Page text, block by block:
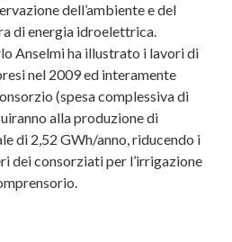
dell’ambiente e del
di energia idroelettrica.
Anselmi ha illustrato i lavori di
nel 2009 ed interamente
(spesa complessiva di
alla produzione di
di 2,52 GWh/anno, riducendo i
dei consorziati per l’irrigazione